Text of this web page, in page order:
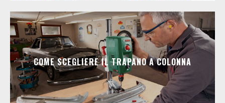
COME SCEGLIERE IL TRAPANO A COLONNA